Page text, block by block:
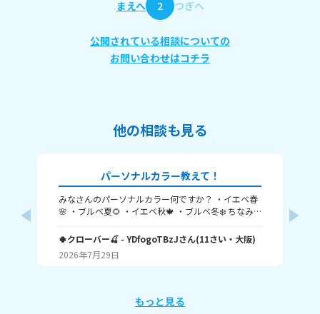
まえへ 2 つぎへ
公開されている相談についての
お問い合わせはコチラ
他の相談も見る
パーソナルカラー教えて！
みなさんのパーソナルカラー何ですか？ ・イエベ春
🌸 ・ブルベ夏🌻 ・イエベ秋🍁 ・ブルベ冬❄️ ちなみ
の回答待ってます🥺 バイバイ✌️
🍀クローバー🍒 - YDfogoTBzJさん(11さい・ 大阪)
2026年7月29日
もっと見る